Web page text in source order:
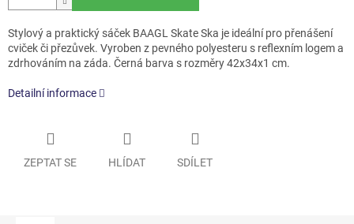
Stylový a praktický sáček BAAGL Skate Ska je ideální pro přenášení
cviček či přezůvek. Vyroben z pevného polyesteru s reflexním logem a
zdrhováním na záda. Černá barva s rozměry 42x34x1 cm.
Detailní informace
ZEPTAT SE HLÍDAT SDÍLET